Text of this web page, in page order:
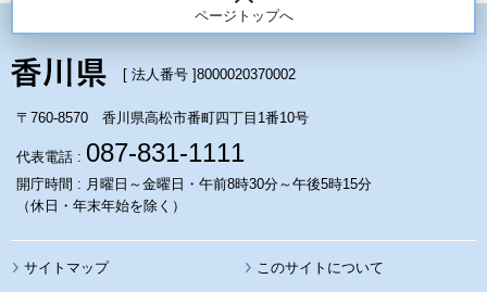
ページトップへ
[ 法人番号 ]8000020370002
〒760-8570 香川県高松市番町四丁目1番10号
代表電話 : 087-831-1111
開庁時間 : 月曜日～金曜日・午前8時30分～午後5時15分
（休日・年末年始を除く）
サイトマップ このサイトについて